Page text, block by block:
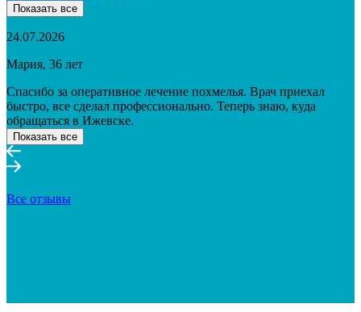
Показать все
24.07.2026
Мария, 36 лет
Спасибо за оперативное лечение похмелья. Врач приехал
быстро, все сделал профессионально. Теперь знаю, куда
обращаться в Ижевске.
Показать все
Все отзывы